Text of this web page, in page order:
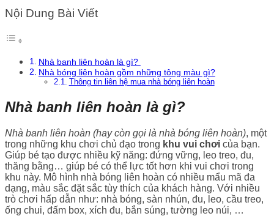
Nội Dung Bài Viết
Nhà banh liên hoàn là gì?
Nhà bóng liên hoàn gồm những tông màu gì?
Thông tin liên hệ mua nhà bóng liên hoàn
Nhà banh liên hoàn là gì?
Nhà banh liên hoàn (hay còn gọi là nhà bóng liên hoàn), một
trong những khu chơi chủ đạo trong khu vui chơi của bạn.
Giúp bé tạo được nhiều kỹ năng: đứng vững, leo treo, đu,
thăng bằng… giúp bé có thể lực tốt hơn khi vui chơi trong
khu này. Mô hình nhà bóng liên hoàn có nhiều mẩu mã đa
dạng, màu sắc đặt sắc tùy thích của khách hàng. Với nhiều
trò chơi hấp dẫn như: nhà bóng, sàn nhún, đu, leo, cầu treo,
ống chui, đấm box, xích đu, bắn súng, tường leo núi, …